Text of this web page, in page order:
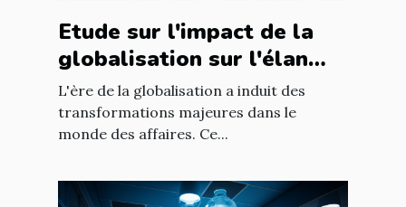
Etude sur l'impact de la
globalisation sur l'élan
des affaires
L'ère de la globalisation a induit des
transformations majeures dans le
monde des affaires. Ce...